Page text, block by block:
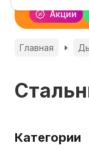
Акции
Главная
Категории